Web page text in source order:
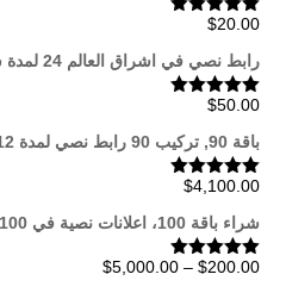
تم التقييم
$20.00
رابط نصي في اشراق العالم 24 لمدة شهر
تم التقييم
$50.00
باقة 90, تركيب 90 رابط نصي لمدة 12 شهر
تم التقييم$4,100.00
شراء باقة 100، اعلانات نصية في 100 موقع إلكتروني
تم التقييم
$200.00
–
$5,000.00 نطاق